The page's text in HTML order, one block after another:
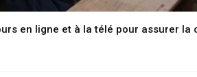
en ligne et à la télé pour assurer la